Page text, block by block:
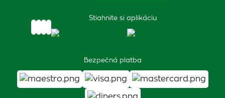
Stiahnite si aplikáciu
Bezpečná platba